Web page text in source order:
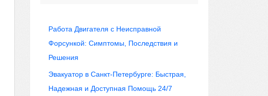
Работа Двигателя с Неисправной
Форсункой: Симптомы, Последствия и
Решения
Эвакуатор в Санкт-Петербурге: Быстрая,
Надежная и Доступная Помощь 24/7